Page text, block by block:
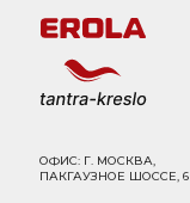
ОФИС: Г. МОСКВА,
ПАКГАУЗНОЕ ШОССЕ, 6